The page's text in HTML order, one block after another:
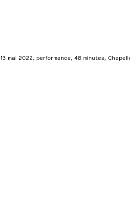
13 mai 2022, performance, 48 minutes,